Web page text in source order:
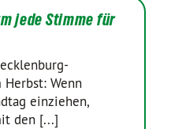
jede Stimme für
Wenn
einziehen,
den [...]